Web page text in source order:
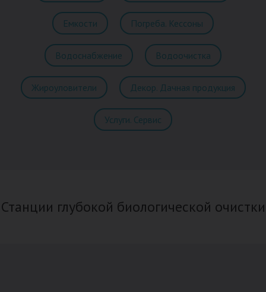
Емкости Погреба. Кессоны
Водоснабжение Водоочистка
Жироуловители Декор. Дачная продукция
Услуги. Сервис
Станции глубокой биологической очистки